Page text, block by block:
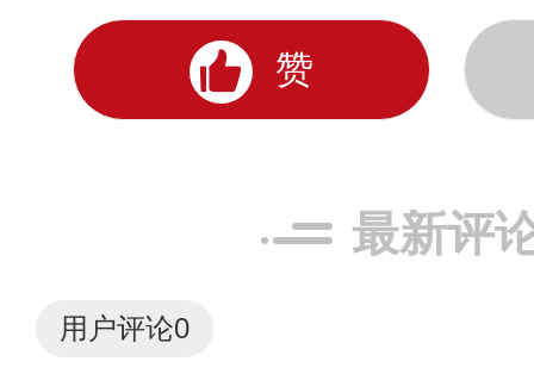
赞
最新评
用户评论0